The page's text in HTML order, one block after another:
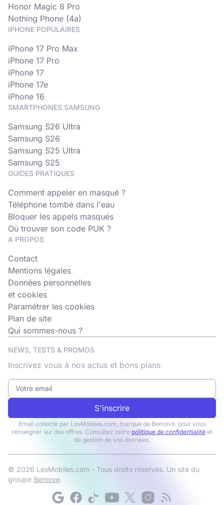
Honor Magic 8 Pro
Nothing Phone (4a)
IPHONE POPULAIRES
iPhone 17 Pro Max
iPhone 17 Pro
iPhone 17
iPhone 17e
iPhone 16
SMARTPHONES SAMSUNG
Samsung S26 Ultra
Samsung S26
Samsung S25 Ultra
Samsung S25
GUIDES PRATIQUES
Comment appeler en masqué ?
Téléphone tombé dans l'eau
Bloquer les appels masqués
Où trouver son code PUK ?
A PROPOS
Contact
Mentions légales
Données personnelles
et cookies
Paramétrer les cookies
Plan de site
Qui sommes-nous ?
NEWS, TESTS & PROMOS
Inscrivez vous à nos actus et bons plans
S'inscrire
Email collecté par LesMobiles.com, marque de Bemove, pour vous
renseigner sur des offres. Consultez notre politique de confidentialité et
de gestion de vos données.
© 2026 LesMobiles.com - Tous droits réservés. Un site du
groupe Bemove.